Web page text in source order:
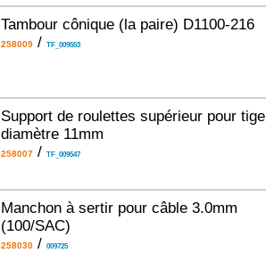
Tambour cônique (la paire) D1100-216
258009/ TF_009553
Support de roulettes supérieur pour tige
diamètre 11mm
258007/ TF_009547
Manchon à sertir pour câble 3.0mm
(100/SAC)
258030/ 009725